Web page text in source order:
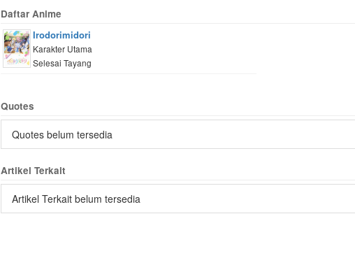
Daftar Anime
Irodorimidori
Karakter Utama
Selesai Tayang
Quotes
Quotes belum tersedia
Artikel Terkait
Artikel Terkait belum tersedia